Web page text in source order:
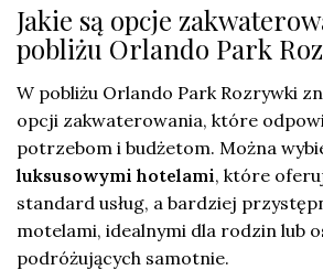
Jakie są opcje
pobliżu Orlando Park
W pobliżu Orlando Park Rozrywki
opcji zakwaterowania, które
potrzebom i budżetom. Można
luksusowymi hotelami, które
standard usług, a bardziej
motelami, idealnymi dla rodzin lub
podróżujących samotnie.